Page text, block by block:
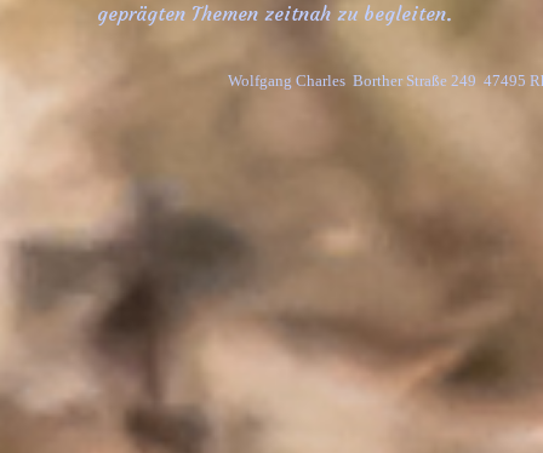
geprägten Themen zeitnah zu begleiten.
Wolfgang Charles  Borther Straße 249  47495